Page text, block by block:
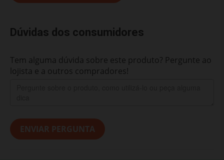
Dúvidas dos consumidores
Tem alguma dúvida sobre este produto? Pergunte ao
lojista e a outros compradores!
ENVIAR PERGUNTA